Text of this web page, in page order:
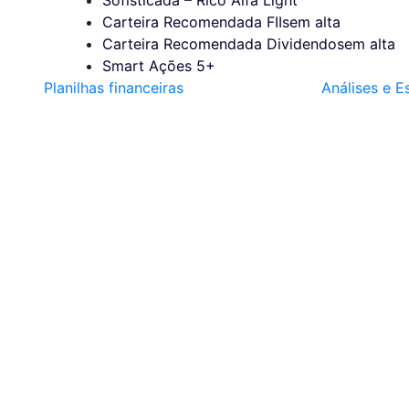
Carteira Recomendada FIIsem alta
Carteira Recomendada Dividendosem alta
Smart Ações 5+
Planilhas financeiras Análises e